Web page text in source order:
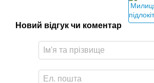
Новий відгук чи коментар